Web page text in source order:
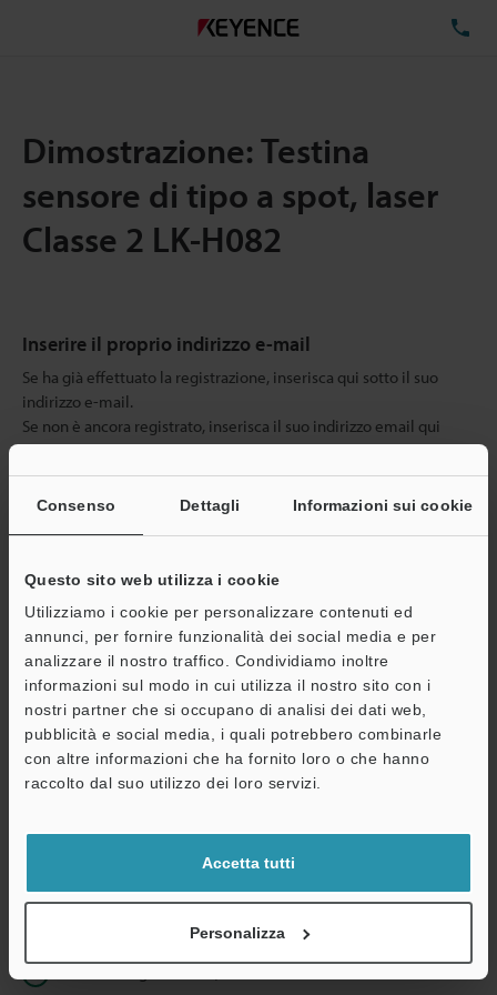
Consenso Dettagli Informazioni sui cookie
Questo sito web utilizza i cookie
Utilizziamo i cookie per personalizzare contenuti ed
annunci, per fornire funzionalità dei social media e per
analizzare il nostro traffico. Condividiamo inoltre
informazioni sul modo in cui utilizza il nostro sito con i
nostri partner che si occupano di analisi dei dati web,
pubblicità e social media, i quali potrebbero combinarle
con altre informazioni che ha fornito loro o che hanno
raccolto dal suo utilizzo dei loro servizi.
Accetta tutti
Personalizza
Dimostrazione: Testina
sensore di tipo a spot, laser
Classe 2 LK-H082
Inserire il proprio indirizzo e-mail
Se ha già effettuato la registrazione, inserisca qui sotto il suo
indirizzo e-mail.
Se non è ancora registrato, inserisca il suo indirizzo email qui
sotto e clicchi su "Continua" per completare la registrazione.
Indirizzo e-mail (obbligatorio)
Continua
Privacy garantita al 100% - le informazioni personali non saranno
mai condivise.
Dichiarazione sulla privacy